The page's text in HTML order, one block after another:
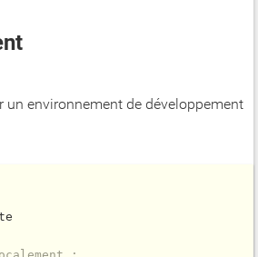
un environnement de développement